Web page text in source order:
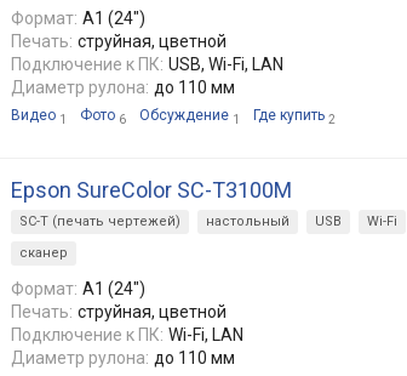
Формат: A1 (24")
Печать: струйная, цветной
Подключение к ПК: USB, Wi-Fi, LAN
Диаметр рулона: до 110 мм
Видео 1 Фото 6 Обсуждение 1 Где купить 2
Epson SureColor SC-T3100M
SC-T (печать чертежей) настольный USB Wi-Fi
сканер
Формат: A1 (24")
Печать: струйная, цветной
Подключение к ПК: Wi-Fi, LAN
Диаметр рулона: до 110 мм